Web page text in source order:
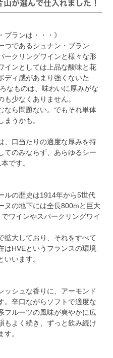
ブランは・・・》
つであるシュナン・ブラン
ークリングワインと様々な形
インとしては上品な酸味と花
ディ感があまり強くないた
なものは、味わいに厚みがな
少なくありません。
なら問題ない。でもそれ単体
うかも。
、口当たりの適度な厚みを持
てのみならず、あらゆるシー
です。
ルの歴史は1914年から5世代
ヌの地下には全長800mと巨大
ワインやスパークリングワイ
拡大しており、それをすべて
はHVEというフランスの環境
います。
ッシュな香りに、アーモンド
。辛口ながらソフトで適度な
フルーツの風味が爽やかに広
もよく続き、ずっと飲み続け
。